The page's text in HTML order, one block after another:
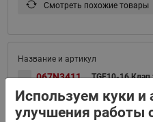
Смотреть похожие товары
067N3411 TGE10-16 Клап
Смотреть похожие товары
Используем куки и
улучшения работы